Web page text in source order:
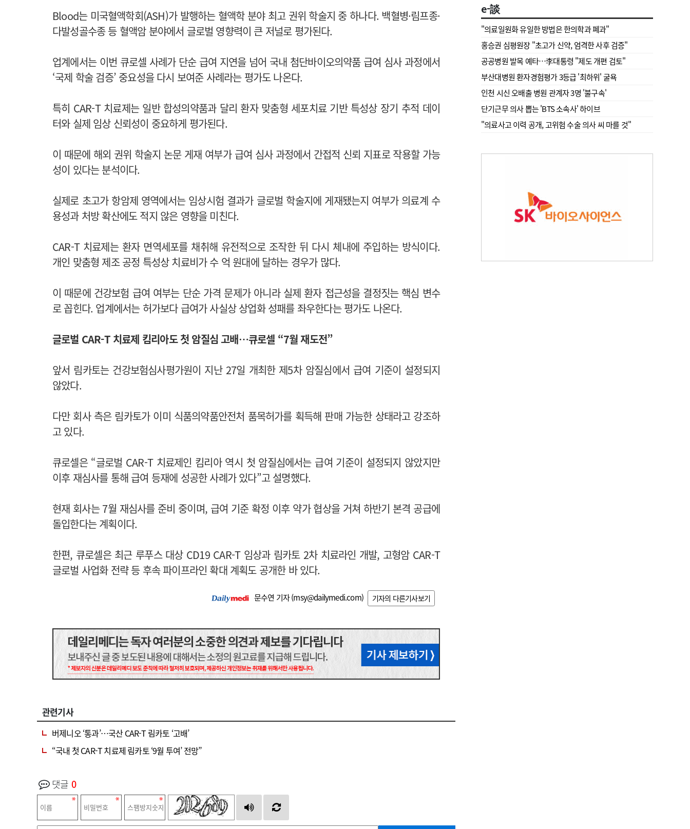
Blood는 미국혈액학회(ASH)가 발행하는 혈액학 분야 최고 권위 학술지 중 하나다. 백혈병·림프종·
다발성골수종 등 혈액암 분야에서 글로벌 영향력이 큰 저널로 평가된다.
업계에서는 이번 큐로셀 사례가 단순 급여 지연을 넘어 국내 첨단바이오의약품 급여 심사 과정에서
‘국제 학술 검증’ 중요성을 다시 보여준 사례라는 평가도 나온다.
특히 CAR-T 치료제는 일반 합성의약품과 달리 환자 맞춤형 세포치료 기반 특성상 장기 추적 데이
터와 실제 임상 신뢰성이 중요하게 평가된다.
이 때문에 해외 권위 학술지 논문 게재 여부가 급여 심사 과정에서 간접적 신뢰 지표로 작용할 가능
성이 있다는 분석이다.
실제로 초고가 항암제 영역에서는 임상시험 결과가 글로벌 학술지에 게재됐는지 여부가 의료계 수
용성과 처방 확산에도 적지 않은 영향을 미친다.
CAR-T 치료제는 환자 면역세포를 채취해 유전적으로 조작한 뒤 다시 체내에 주입하는 방식이다.
개인 맞춤형 제조 공정 특성상 치료비가 수 억 원대에 달하는 경우가 많다.
이 때문에 건강보험 급여 여부는 단순 가격 문제가 아니라 실제 환자 접근성을 결정짓는 핵심 변수
로 꼽힌다. 업계에서는 허가보다 급여가 사실상 상업화 성패를 좌우한다는 평가도 나온다.
글로벌 CAR-T 치료제 킴리아도 첫 암질심 고배…큐로셀 “7월 재도전”
앞서 림카토는 건강보험심사평가원이 지난 27일 개최한 제5차 암질심에서 급여 기준이 설정되지
않았다.
다만 회사 측은 림카토가 이미 식품의약품안전처 품목허가를 획득해 판매 가능한 상태라고 강조하
고 있다.
큐로셀은 “글로벌 CAR-T 치료제인 킴리아 역시 첫 암질심에서는 급여 기준이 설정되지 않았지만
이후 재심사를 통해 급여 등재에 성공한 사례가 있다”고 설명했다.
현재 회사는 7월 재심사를 준비 중이며, 급여 기준 확정 이후 약가 협상을 거쳐 하반기 본격 공급에
돌입한다는 계획이다.
한편, 큐로셀은 최근 루푸스 대상 CD19 CAR-T 임상과 림카토 2차 치료라인 개발, 고형암 CAR-T
글로벌 사업화 전략 등 후속 파이프라인 확대 계획도 공개한 바 있다.
문수연 기자 (msy@dailymedi.com) 기자의 다른기사보기
관련기사
버제니오 ‘통과’…국산 CAR-T 림카토 ‘고배’
“국내 첫 CAR-T 치료제 림카토 ‘9월 투여’ 전망”
댓글 0
e-談
"의료일원화 유일한 방법은 한의학과 폐과"
홍승권 심평원장 " 초고가 신약, 엄격한 사후 검증"
공공병원 발목 예타…李대통령 "제도 개편 검토"
부산대병원 환자경험평가 3등급 '최하위' 굴욕
인천 시신 오배출 병원 관계자 3명 '불구속'
단기근무 의사 뽑는 'BTS 소속사' 하이브
"의료사고 이력 공개, 고위험 수술 의사 씨 마를 것"